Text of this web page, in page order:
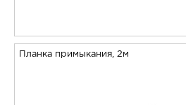
Планка примыкания, 2м